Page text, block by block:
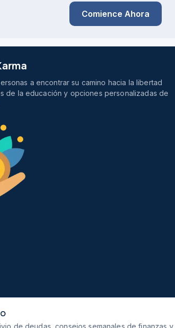
Comience Ahora
a encontrar su camino hacia la libertad
de la educación y opciones personalizadas de
de deudas, consejos semanales de finanzas